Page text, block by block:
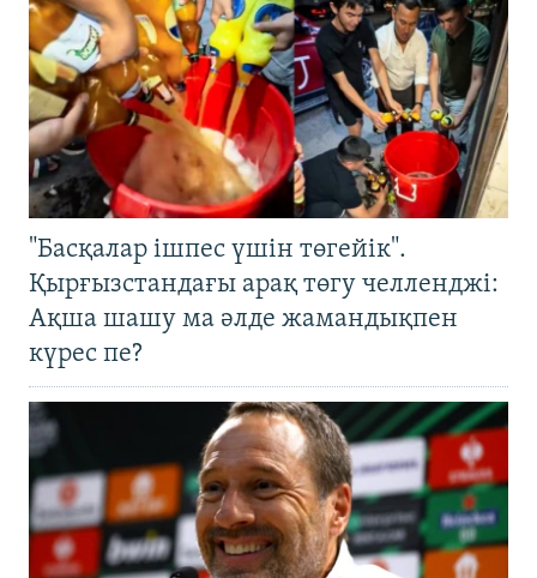
"Басқалар ішпес үшін төгейік".
Қырғызстандағы арақ төгу челленджі:
Ақша шашу ма әлде жамандықпен
күрес пе?